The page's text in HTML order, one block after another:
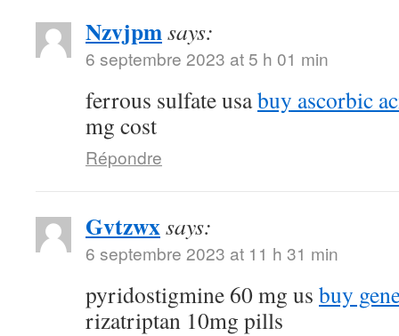
Nzvjpmsays:
6 septembre 2023 at 5 h 01 min
ferrous sulfate usabuy ascorbic
mg cost
Répondre
Gvtzwxsays:
6 septembre 2023 at 11 h 31 min
pyridostigmine 60 mg us buy
rizatriptan 10mg pills